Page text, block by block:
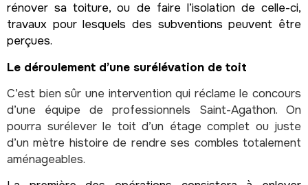
rénover sa toiture, ou de faire l’isolation de celle-ci,
travaux pour lesquels des subventions peuvent être
perçues.
Le déroulement d’une surélévation de toit
C’est bien sûr une intervention qui réclame le concours
d’une équipe de professionnels Saint-Agathon. On
pourra surélever le toit d’un étage complet ou juste
d’un mètre histoire de rendre ses combles totalement
aménageables.